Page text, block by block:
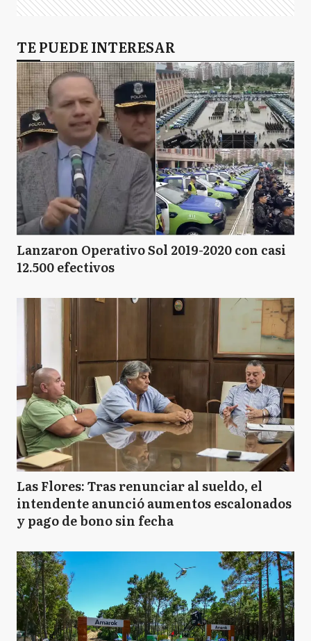
LD Lomas de Zamora
L Luján
MP Marcos Paz
N Navarro
P Pehuajó
P Pilar
SA San Antonio de Areco
SP San Pedro
VG Villa Gesell
TE PUEDE INTERESAR
Lanzaron Operativo Sol 2019-2020 con casi
12.500 efectivos
Las Flores: Tras renunciar al sueldo, el
intendente anunció aumentos escalonados
y pago de bono sin fecha